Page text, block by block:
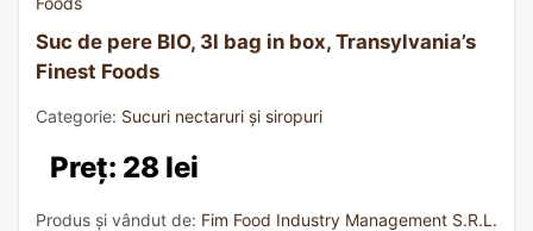
Suc de pere BIO, 3l bag in box, Transylvania’s
Finest Foods
Categorie: Sucuri nectaruri și siropuri
Preț: 28 lei
Produs și vândut de: Fim Food Industry Management S.R.L.